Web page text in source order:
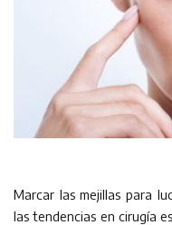
Marcar las mejillas para
las tendencias en cirugía